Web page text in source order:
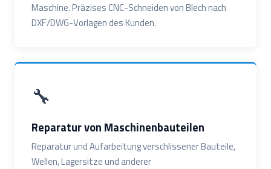
Maschine. Präzises CNC-Schneiden von Blech nach
DXF/DWG-Vorlagen des Kunden.
🔧
Reparatur von Maschinenbauteilen
Reparatur und Aufarbeitung verschlissener Bauteile,
Wellen, Lagersitze und anderer